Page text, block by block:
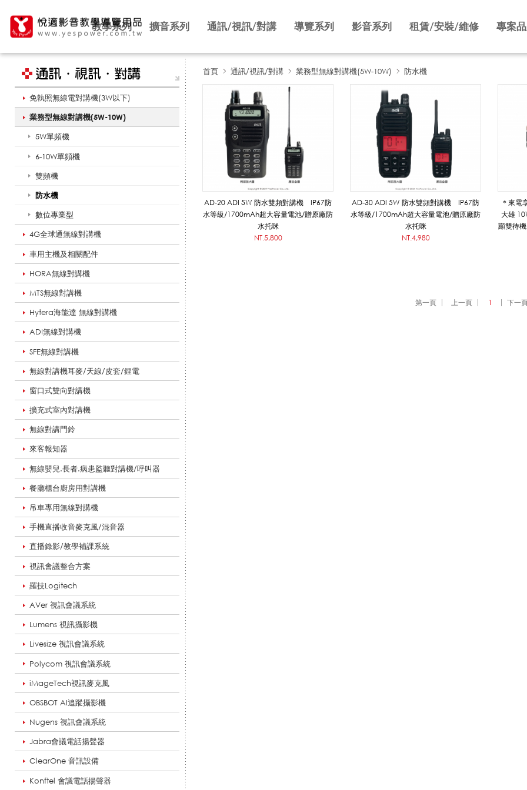
教學系列 擴音系列 通訊/視訊/對講 導覽系列 影音系列 租賃/安裝/維修 專案
免執照無線電對講機(3W以下)
業務型無線對講機(5W-10W)
5W單頻機
6-10W單頻機
雙頻機
防水機
數位專業型
4G全球通無線對講機
車用主機及相關配件
HORA無線對講機
MTS無線對講機
Hytera海能達 無線對講機
ADI無線對講機
SFE無線對講機
無線對講機耳麥/天線/皮套/鋰電
窗口式雙向對講機
擴充式室內對講機
無線對講門鈴
來客報知器
無線嬰兒.長者.病患監聽對講機/呼叫器
餐廳櫃台廚房用對講機
吊車專用無線對講機
手機直播收音麥克風/混音器
直播錄影/教學補課系統
視訊會議整合方案
羅技Logitech
AVer 視訊會議系統
Lumens 視訊攝影機
Livesize 視訊會議系統
Polycom 視訊會議系統
iMageTech視訊麥克風
OBSBOT AI追蹤攝影機
Nugens 視訊會議系統
Jabra會議電話揚聲器
ClearOne 音訊設備
Konftel 會議電話揚聲器
首頁 通訊/視訊/對講 業務型無線對講機(5W-10W) 防水機
機
AD-20 ADI 5W 防水雙頻對講機 IP67防
水等級/1700mAh超大容量電池/贈原廠防
水托咪
NT.5,800
AD-30 ADI 5W 防水雙頻對講機 IP67防
水等級/1700mAh超大容量電池/贈原廠防
水托咪
NT.4,980
＊來電
大雄
顯雙待
第一頁 上一頁 1 下一